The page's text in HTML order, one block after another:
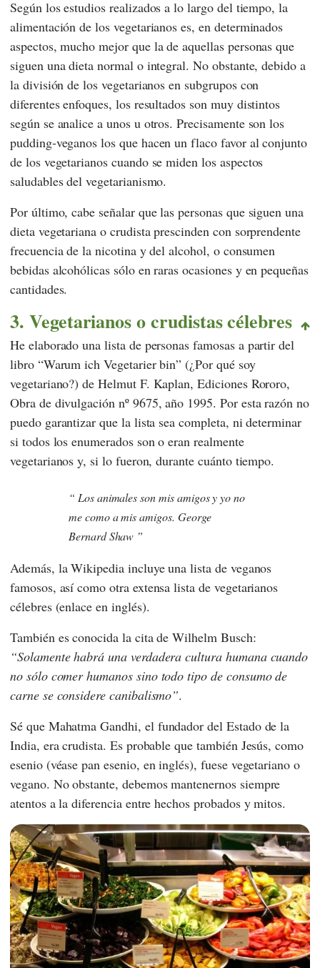
Según los estudios realizados a lo largo del tiempo, la
alimentación de los vegetarianos es, en determinados
aspectos, mucho mejor que la de aquellas personas que
siguen una dieta normal o integral. No obstante, debido a
la división de los vegetarianos en subgrupos con
diferentes enfoques, los resultados son muy distintos
según se analice a unos u otros. Precisamente son los
pudding-veganos los que hacen un flaco favor al conjunto
de los vegetarianos cuando se miden los aspectos
saludables del vegetarianismo.
Por último, cabe señalar que las personas que siguen una
dieta vegetariana o crudista prescinden con sorprendente
frecuencia de la nicotina y del alcohol, o consumen
bebidas alcohólicas sólo en raras ocasiones y en pequeñas
cantidades.
3. Vegetarianos o crudistas célebres
He elaborado una lista de personas famosas a partir del
libro “Warum ich Vegetarier bin” (¿Por qué soy
vegetariano?) deHelmut F. Kaplan, Ediciones Rororo,
Obra de divulgación nº 9675, año 1995. Por esta razón no
puedo garantizar que la lista sea completa, ni determinar
si todos los enumerados son o eran realmente
vegetarianos y, si lo fueron, durante cuánto tiempo.
Los animales son mis amigos y yo no
me como a mis amigos. George
Bernard Shaw
Además, laWikipedia incluye una lista de veganos
famosos, así como otra extensa lista de vegetarianos
célebres (enlace en inglés).
También es conocida la cita deWilhelm Busch:
Solamente habrá una verdadera cultura humana cuando
no sólo comer humanos sino todo tipo de consumo de
carne se considere canibalismo .
Sé queMahatma Gandhi, el fundador del Estado de la
India, era crudista. Es probable que también Jesús, como
esenio (véase pan esenio, en inglés), fuese vegetariano o
vegano. No obstante, debemos mantenernos siempre
atentos a la diferencia entre hechos probados y mitos.